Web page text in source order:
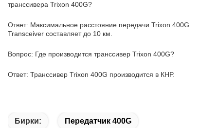
транссивера Trixon 400G?
Ответ: Максимальное расстояние передачи Trixon 400G
Transceiver составляет до 10 км.
Вопрос: Где производится транссивер Trixon 400G?
Ответ: Транссивер Trixon 400G производится в КНР.
Бирки: Передатчик 400G